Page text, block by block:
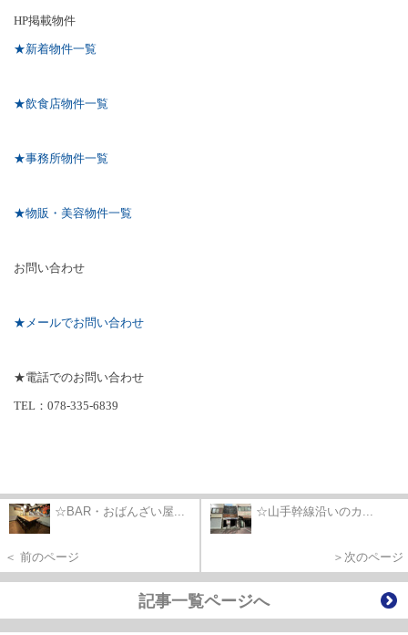
HP掲載物件
★新着物件一覧
★飲食店物件一覧
★事務所物件一覧
★物販・美容物件一覧
お問い合わせ
★メールでお問い合わせ
★電話でのお問い合わせ
TEL ： 078-335-6839
☆BAR・おばんざい屋...
＜ 前のページ
☆山手幹線沿いのカ...
＞次のページ
記事一覧ページへ